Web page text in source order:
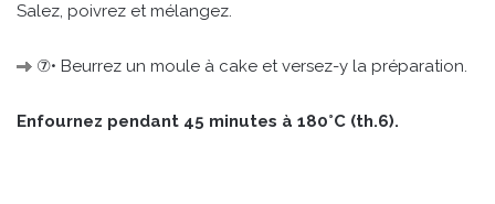
Salez, poivrez et mélangez.
⑦• Beurrez un moule à cake et versez-y la préparation.
Enfournez pendant 45 minutes à 180°C (th.6).